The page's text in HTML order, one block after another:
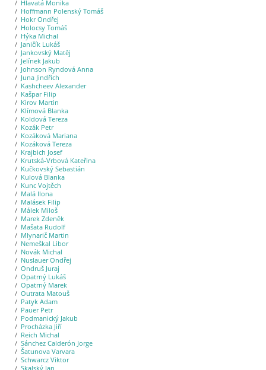
Hlavatá Monika
Hoffmann Polenský Tomáš
Hokr Ondřej
Holocsy Tomáš
Hýka Michal
Janičík Lukáš
Jankovský Matěj
Jelínek Jakub
Johnson Ryndová Anna
Juna Jindřich
Kashcheev Alexander
Kašpar Filip
Kirov Martin
Klímová Blanka
Koldová Tereza
Kozák Petr
Kozáková Mariana
Kozáková Tereza
Krajbich Josef
Krutská-Vrbová Kateřina
Kučkovský Sebastián
Kulová Blanka
Kunc Vojtěch
Malá Ilona
Malásek Filip
Málek Miloš
Marek Zdeněk
Mašata Rudolf
Mlynarič Martin
Nemeškal Libor
Novák Michal
Nuslauer Ondřej
Ondruš Juraj
Opatrný Lukáš
Opatrný Marek
Outrata Matouš
Patyk Adam
Pauer Petr
Podmanický Jakub
Procházka Jiří
Reich Michal
Sánchez Calderón Jorge
Šatunova Varvara
Schwarcz Viktor
Skalský Jan